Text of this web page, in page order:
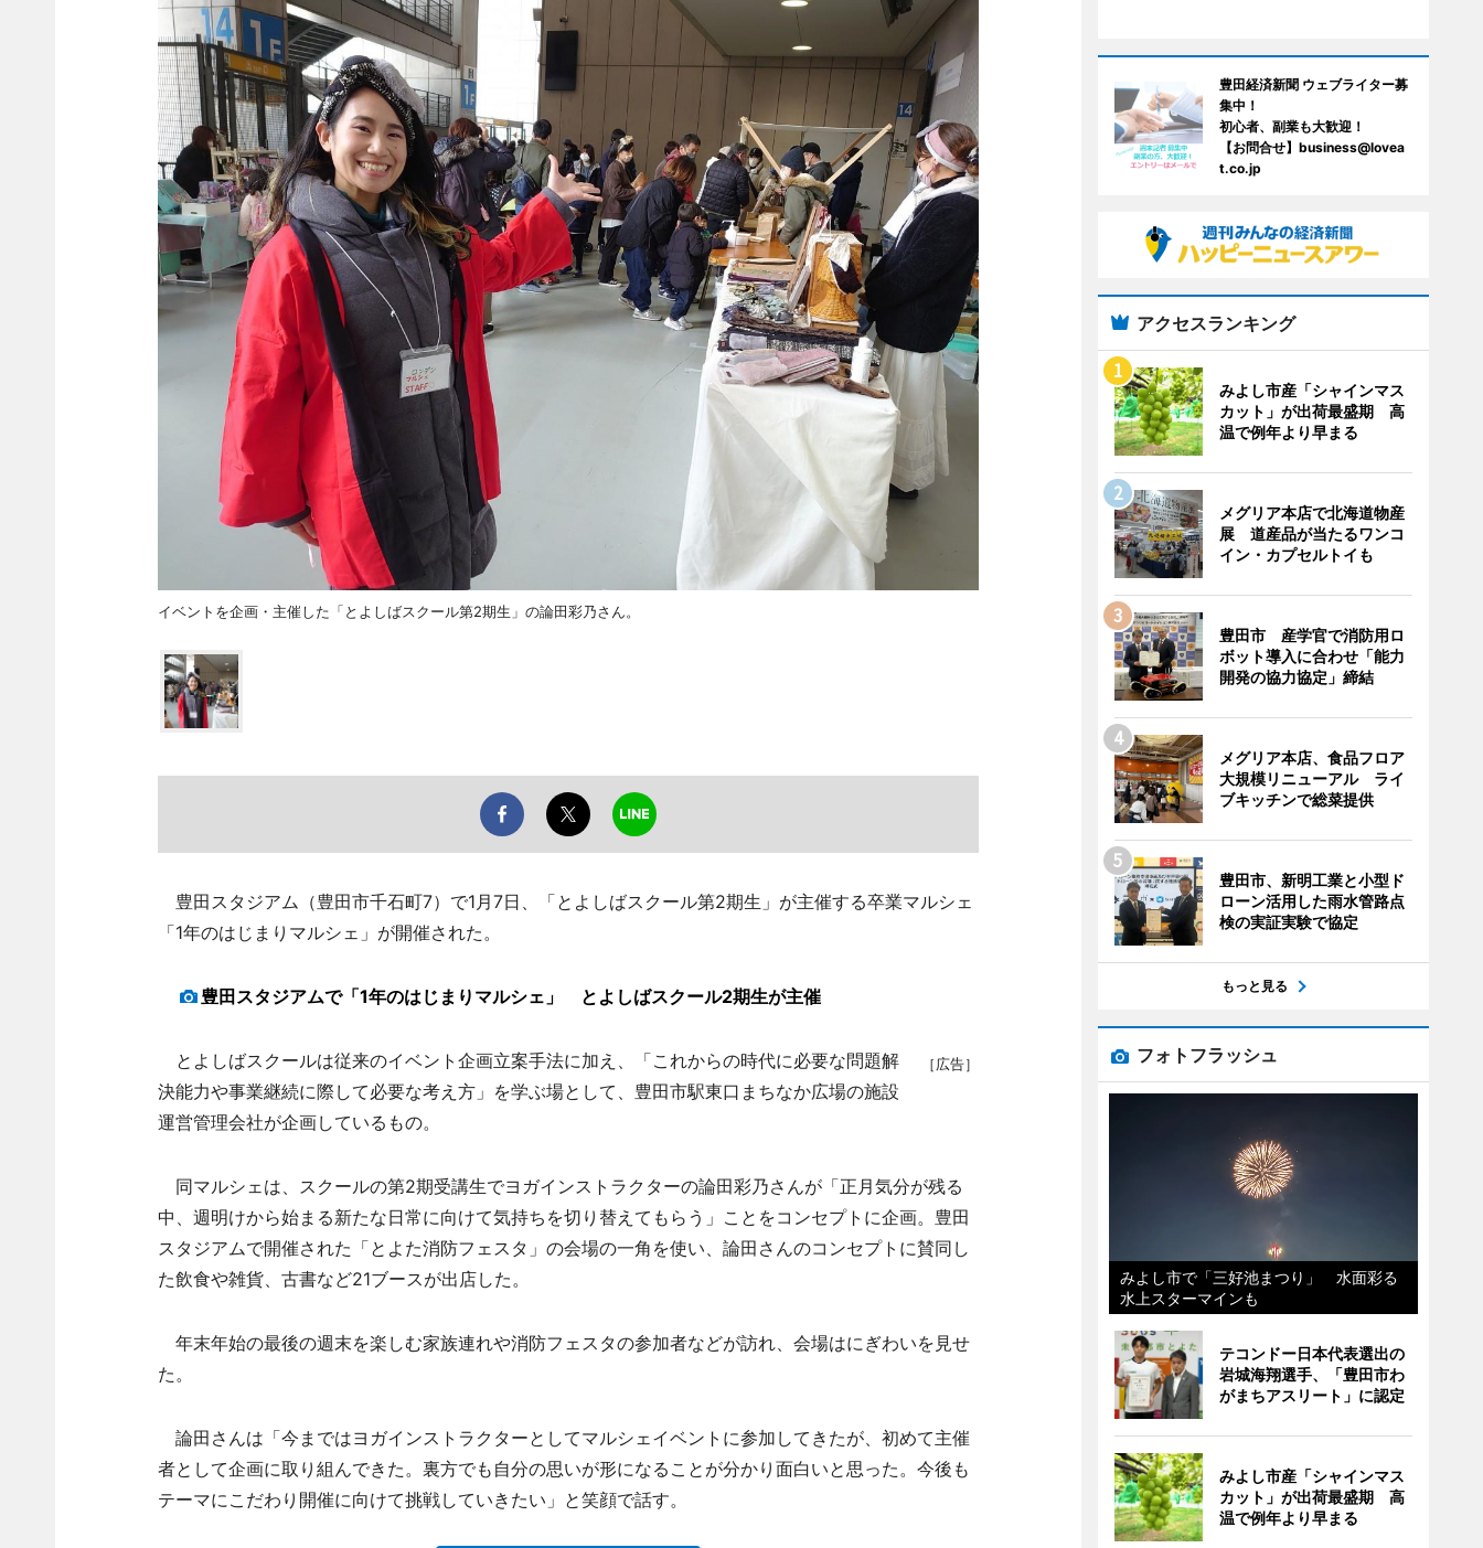
イベントを企画・主催した「とよしばスクール第2期生」の論田彩乃さん。
豊田スタジアム（豊田市千石町7）で1月7日、「とよしばスクール第2期生」が主催する卒業マルシェ
「1年のはじまりマルシェ」が開催された。
豊田スタジアムで「1年のはじまりマルシェ」 とよしばスクール2期生が主催
［広告］
とよしばスクールは従来のイベント企画立案手法に加え、「これからの時代に必要な問題解
決能力や事業継続に際して必要な考え方」を学ぶ場として、豊田市駅東口まちなか広場の施設
運営管理会社が企画しているもの。
同マルシェは、スクールの第2期受講生でヨガインストラクターの論田彩乃さんが「正月気分が残る
中、週明けから始まる新たな日常に向けて気持ちを切り替えてもらう」ことをコンセプトに企画。豊田
スタジアムで開催された「とよた消防フェスタ」の会場の一角を使い、論田さんのコンセプトに賛同し
た飲食や雑貨、古書など21ブースが出店した。
年末年始の最後の週末を楽しむ家族連れや消防フェスタの参加者などが訪れ、会場はにぎわいを見せ
た。
論田さんは「今まではヨガインストラクターとしてマルシェイベントに参加してきたが、初めて主催
者として企画に取り組んできた。裏方でも自分の思いが形になることが分かり面白いと思った。今後も
テーマにこだわり開催に向けて挑戦していきたい」と笑顔で話す。
豊田経済新聞 ウェブライター募
集中！
初心者、副業も大歓迎！
【お問合せ】business@lovea
t.co.jp
アクセスランキング
みよし市産「シャインマス
カット」が出荷最盛期 高
温で例年より早まる
メグリア本店で北海道物産
展 道産品が当たるワンコ
イン・カプセルトイも
豊田市 産学官で消防用ロ
ボット導入に合わせ「能力
開発の協力協定」締結
メグリア本店、食品フロア
大規模リニューアル ライ
ブキッチンで総菜提供
豊田市、新明工業と小型ド
ローン活用した雨水管路点
検の実証実験で協定
もっと見る
フォトフラッシュ
みよし市で「三好池まつり」 水面彩る
水上スターマインも
テコンドー日本代表選出の
岩城海翔選手、「豊田市わ
がまちアスリート」に認定
みよし市産「シャインマス
カット」が出荷最盛期 高
温で例年より早まる